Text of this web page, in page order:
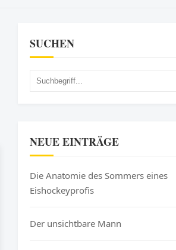
SUCHEN
NEUE EINTRÄGE
Die Anatomie des Sommers eines
Eishockeyprofis
Der unsichtbare Mann